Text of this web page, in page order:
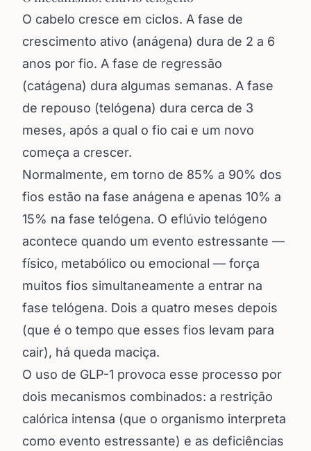
O cabelo cresce em ciclos. A fase de
crescimento ativo (anágena) dura de 2 a 6
anos por fio. A fase de regressão
(catágena) dura algumas semanas. A fase
de repouso (telógena) dura cerca de 3
meses, após a qual o fio cai e um novo
começa a crescer.
Normalmente, em torno de 85% a 90% dos
fios estão na fase anágena e apenas 10% a
15% na fase telógena. O eflúvio telógeno
acontece quando um evento estressante —
físico, metabólico ou emocional — força
muitos fios simultaneamente a entrar na
fase telógena. Dois a quatro meses depois
(que é o tempo que esses fios levam para
cair), há queda maciça.
O uso de GLP-1 provoca esse processo por
dois mecanismos combinados: a restrição
calórica intensa (que o organismo interpreta
como evento estressante) e as deficiências